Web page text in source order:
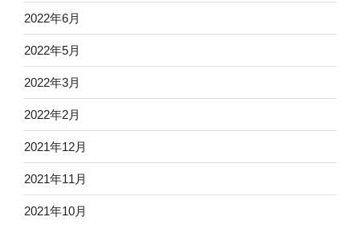
2022年6月
2022年5月
2022年3月
2022年2月
2021年12月
2021年11月
2021年10月